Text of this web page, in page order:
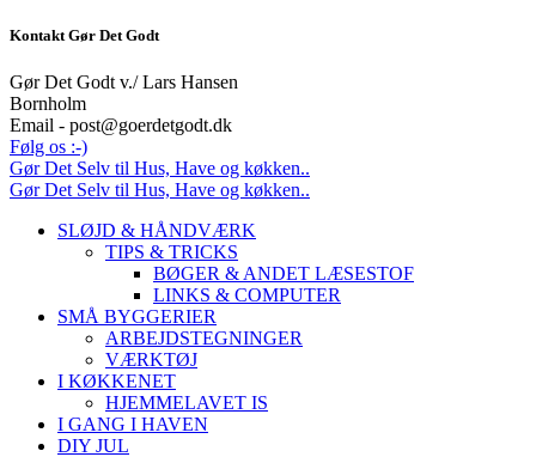
Kontakt Gør Det Godt
Gør Det Godt v./ Lars Hansen
Bornholm
Email - post@goerdetgodt.dk
Følg os :-)
Gør Det Selv til Hus, Have og køkken..
Gør Det Selv til Hus, Have og køkken..
SLØJD & HÅNDVÆRK
TIPS & TRICKS
BØGER & ANDET LÆSESTOF
LINKS & COMPUTER
SMÅ BYGGERIER
ARBEJDSTEGNINGER
VÆRKTØJ
I KØKKENET
HJEMMELAVET IS
I GANG I HAVEN
DIY JUL